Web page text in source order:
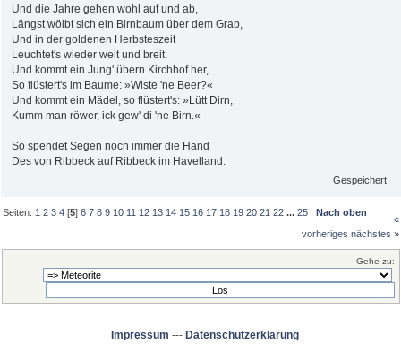
Und die Jahre gehen wohl auf und ab,
Längst wölbt sich ein Birnbaum über dem Grab,
Und in der goldenen Herbsteszeit
Leuchtet's wieder weit und breit.
Und kommt ein Jung' übern Kirchhof her,
So flüstert's im Baume: »Wiste 'ne Beer?«
Und kommt ein Mädel, so flüstert's: »Lütt Dirn,
Kumm man röwer, ick gew' di 'ne Birn.«
So spendet Segen noch immer die Hand
Des von Ribbeck auf Ribbeck im Havelland.
Gespeichert
Seiten: 1 2 3 4 [5]6 7 8 9 10 11 12 13 14 15 16 17 18 19 20 21 22 ...25 Nach oben
«
vorheriges nächstes »
Gehe zu:
Impressum --- Datenschutzerklärung